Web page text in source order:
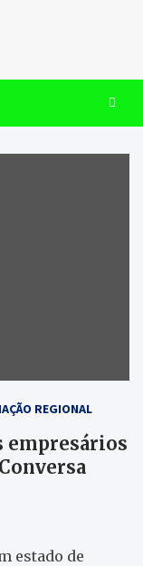
87.7, 106
REGIONAL
empresários
estado de